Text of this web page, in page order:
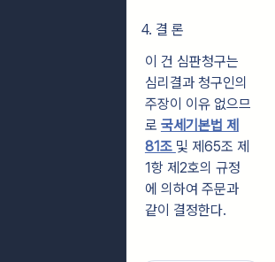
4. 결 론
이 건 심판청구는
심리결과 청구인의
주장이 이유 없으므
로 국세기본법 제
81조 및 제65조 제
1항 제2호의 규정
에 의하여 주문과
같이 결정한다.